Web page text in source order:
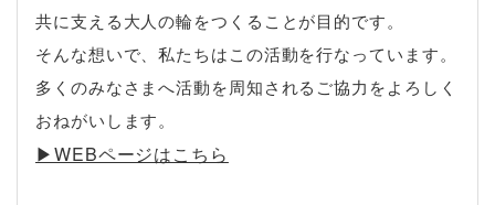
共に支える大人の輪をつくることが目的です。
そんな想いで、私たちはこの活動を行なっています。
多くのみなさまへ活動を周知されるご協力をよろしく
おねがいします。
▶︎WEBページはこちら